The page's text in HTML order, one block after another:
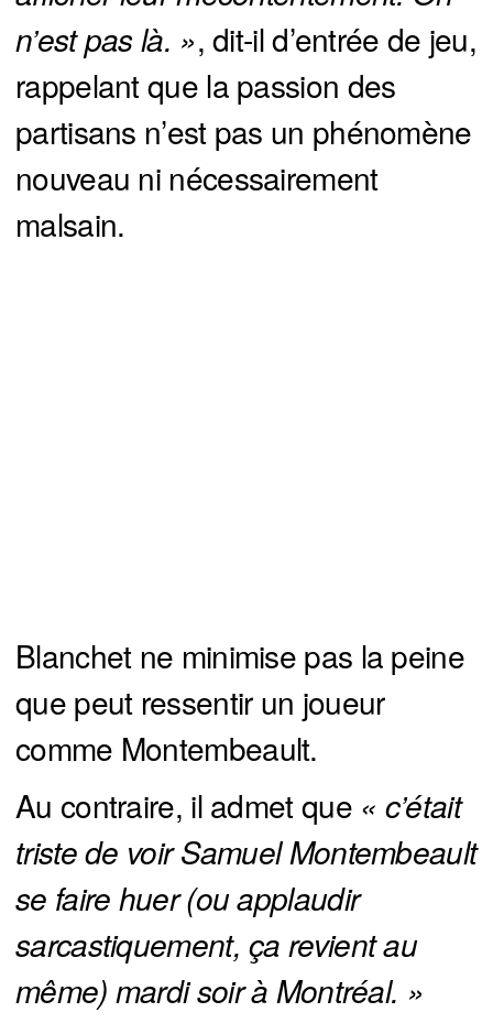
n’est pas là. », dit-il d’entrée de jeu,
rappelant que la passion des
partisans n’est pas un phénomène
nouveau ni nécessairement
malsain.
Blanchet ne minimise pas la peine
que peut ressentir un joueur
comme Montembeault.
Au contraire, il admet que « c’était
triste de voir Samuel Montembeault
se faire huer (ou applaudir
sarcastiquement, ça revient au
même) mardi soir à Montréal. »